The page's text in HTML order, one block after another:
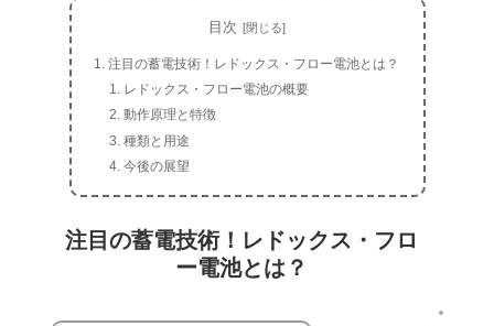
目次
注目の蓄電技術！レドックス・フロー電池とは？
レドックス・フロー電池の概要
動作原理と特徴
種類と用途
今後の展望
注目の蓄電技術！レドックス・フロ
ー電池とは？